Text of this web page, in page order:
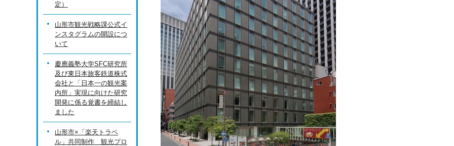
定）
山形市観光戦略課公式イ
ンスタグラムの開設につ
いて
慶應義塾大学SFC研究所
及び東日本旅客鉄道株式
会社と「日本一の観光案
内所」実現に向けた研究
開発に係る覚書を締結し
ました
山形市×「楽天トラベ
ル」共同制作 観光プロ